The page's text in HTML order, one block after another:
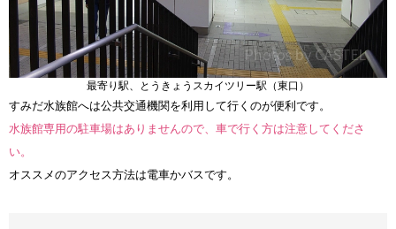
最寄り駅、とうきょうスカイツリー駅（東口）
すみだ水族館へは公共交通機関を利用して行くのが便利です。
水族館専用の駐車場はありませんので、車で行く方は注意してくださ
い。
オススメのアクセス方法は電車かバスです。